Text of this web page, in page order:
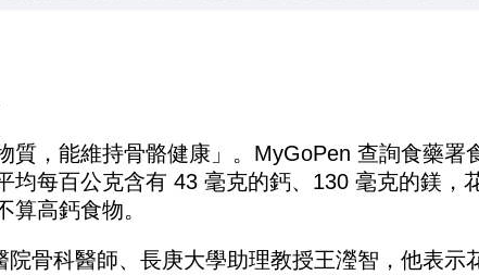
質，能維持骨骼健康」。MyGoPen 查詢食藥署
均每百公克含有 43 毫克的鈣、130 毫克的鎂，
高鈣食物。
骨科醫師、長庚大學助理教授王瀅智，他表示